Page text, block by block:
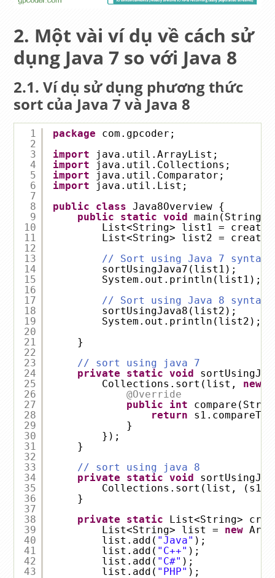
Một vài ví dụ về cách sử
dụng Java 7 so với Java 8
Ví dụ sử dụng phương thức
sort của Java 7 và Java 8
1
2
3
4
5
6
7
8
9
10
11
12
13
14
15
16
17
18
19
20
21
22
23
24
25
26
27
28
29
30
31
32
33
34
35
36
37
38
39
40
41
42
43
package
com.gpcoder;
import
java.util.ArrayList;
import
java.util.Collections;
import
java.util.Comparator;
import
java.util.List;
public
class Java8Overview {
public
static void
List<String> list1 =
List<String> list2 =
// Sort using Java 7 syntax
sortUsingJava7(list1);
System.out.println(list1);
// Sort using Java 8 syntax
sortUsingJava8(list2);
System.out.println(list2);
}
// sort using java 7
private
static void
Collections.sort(list, new
@Override
public
int
return
}
});
}
// sort using java 8
private
static void
Collections.sort(list, (s1,
}
private
static
List<String>
List<String> list = new
list.add( "Java" );
list.add( "C++" );
list.add( "C#" );
list.add( "PHP" );